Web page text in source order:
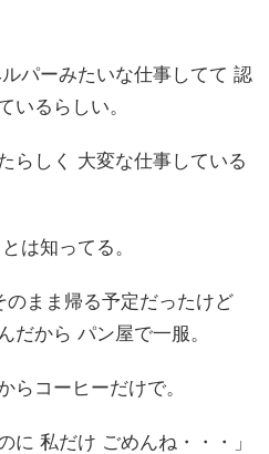
パーみたいな仕事してて 認
いるらしい。
らしく 大変な仕事している
は知ってる。
まま帰る予定だったけど
だから パン屋で一服。
らコーヒーだけで。
に 私だけ ごめんね・・・」